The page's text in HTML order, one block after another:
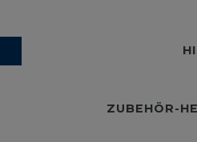
ZUBEHÖR-